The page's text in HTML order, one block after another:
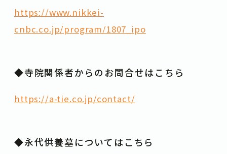
https://www.nikkei-
cnbc.co.jp/program/1807_ipo
◆寺院関係者からのお問合せはこちら
https://a-tie.co.jp/contact/
◆永代供養墓についてはこちら